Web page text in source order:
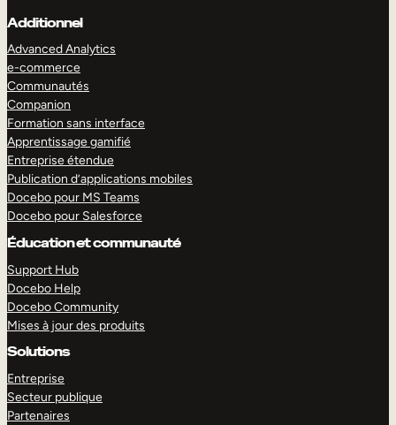
Additionnel
Advanced Analytics
e-commerce
Communautés
Companion
Formation sans interface
Apprentissage gamifié
Entreprise étendue
Publication d’applications mobiles
Docebo pour MS Teams
Docebo pour Salesforce
Éducation et communauté
Support Hub
Docebo Help
Docebo Community
Mises à jour des produits
Solutions
Entreprise
Secteur publique
Partenaires